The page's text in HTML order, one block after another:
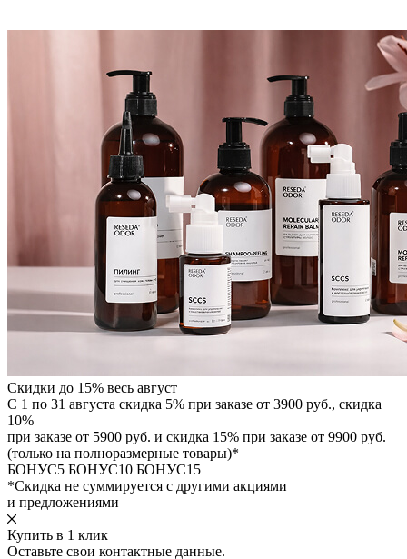
Скидки до 15% весь август
С 1 по 31 августа скидка 5% при заказе от 3900 руб., скидка
10%
при заказе от 5900 руб. и скидка 15% при заказе от 9900 руб.
(только на полноразмерные товары)*
БОНУС5 БОНУС10 БОНУС15
*Скидка не суммируется с другими акциями
и предложениями
Купить в 1 клик
Оставьте свои контактные данные.